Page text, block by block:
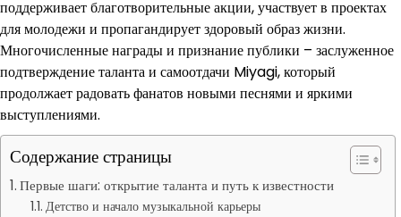
поддерживает благотворительные акции, участвует в проектах
для молодежи и пропагандирует здоровый образ жизни.
Многочисленные награды и признание публики – заслуженное
подтверждение таланта и самоотдачи Miyagi, который
продолжает радовать фанатов новыми песнями и яркими
выступлениями.
Содержание страницы
Первые шаги: открытие таланта и путь к известности
Детство и начало музыкальной карьеры